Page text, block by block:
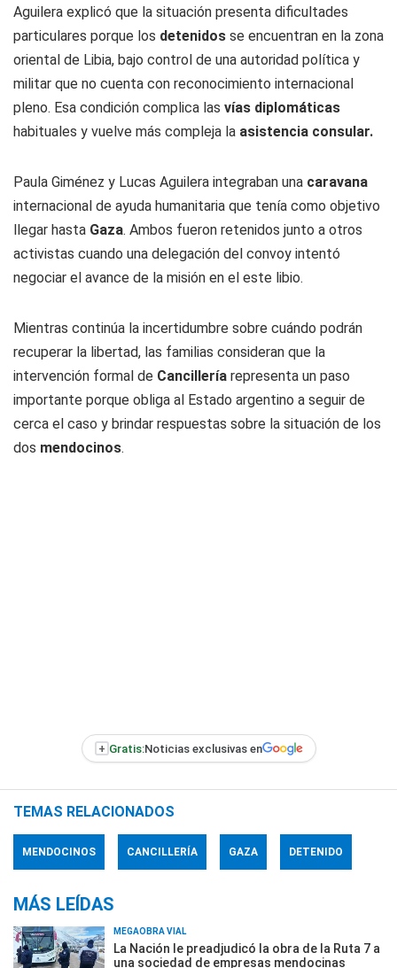
Aguilera explicó que la situación presenta dificultades
particulares porque los detenidos se encuentran en la zona
oriental de Libia, bajo control de una autoridad política y
militar que no cuenta con reconocimiento internacional
pleno. Esa condición complica las vías diplomáticas
habituales y vuelve más compleja la asistencia consular.
Paula Giménez y Lucas Aguilera integraban una caravana
internacional de ayuda humanitaria que tenía como objetivo
llegar hasta Gaza. Ambos fueron retenidos junto a otros
activistas cuando una delegación del convoy intentó
negociar el avance de la misión en el este libio.
Mientras continúa la incertidumbre sobre cuándo podrán
recuperar la libertad, las familias consideran que la
intervención formal de Cancillería representa un paso
importante porque obliga al Estado argentino a seguir de
cerca el caso y brindar respuestas sobre la situación de los
dos mendocinos.
+ Gratis:Noticias exclusivas en
TEMAS RELACIONADOS
MENDOCINOS CANCILLERÍA GAZA DETENIDO
MÁS LEÍDAS
MEGAOBRA VIAL
La Nación le preadjudicó la obra de la Ruta 7 a
una sociedad de empresas mendocinas